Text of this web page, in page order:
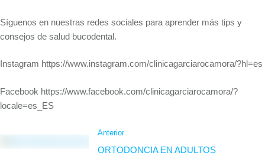
Síguenos en nuestras redes sociales para aprender más tips y
consejos de salud bucodental.
Instagram https://www.instagram.com/clinicagarciarocamora/?hl=es
Facebook https://www.facebook.com/clinicagarciarocamora/?
locale=es_ES
Anterior
ORTODONCIA EN ADULTOS